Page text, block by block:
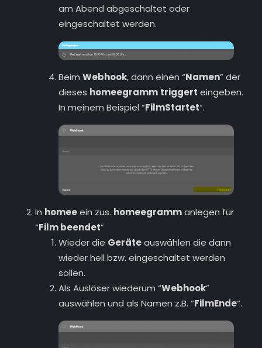
am Abend abgeschaltet oder
eingeschaltet werden.
Beim Webhook, dann einen “Namen” der
dieses homeegramm triggert eingeben.
In meinem Beispiel “FilmStartet“.
In homeeein zus. homeegrammanlegen für
“Film beendet”
Wieder die Geräteauswählen die dann
wieder hell bzw. eingeschaltet werden
sollen.
Als Auslöser wiederum “Webhook”
auswählen und als Namen z.B. “FilmEnde“.